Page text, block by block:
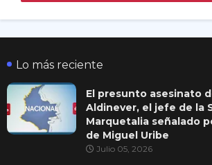
Lo más reciente
El presunto asesinato
Aldinever, el jefe de la
Marquetalia señalado
de Miguel Uribe
Julio 05, 2026